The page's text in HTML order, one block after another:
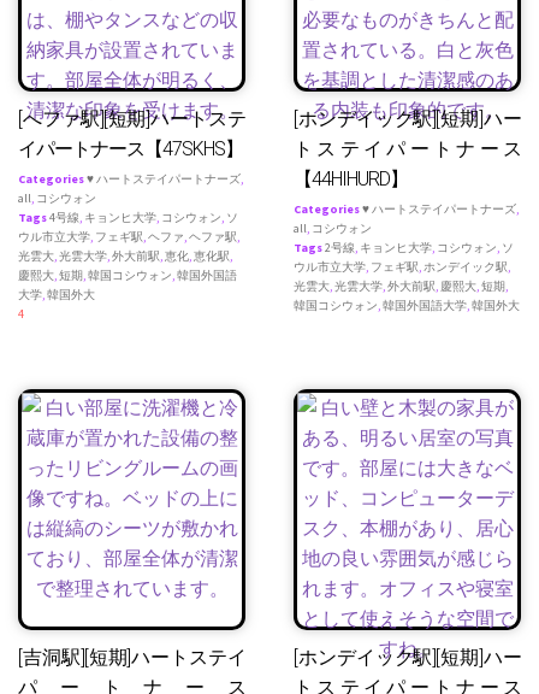
[へファ駅][短期]ハートステ
イパートナース【47SKHS】
Categories♥ ハートステイパートナーズ,
all, コシウォン
Tags4号線, キョンヒ大学, コシウォン, ソ
ウル市立大学, フェギ駅,ヘファ,ヘファ駅,
光雲大,光雲大学,外大前駅,恵化,恵化駅,
慶熙大,短期,韓国コシウォン,韓国外国語
大学,韓国外大
4
[ホンデイック駅][短期]ハー
トステイパートナース
【44HIHURD】
Categories♥ ハートステイパートナーズ,
all, コシウォン
Tags2号線, キョンヒ大学, コシウォン, ソ
ウル市立大学, フェギ駅,ホンデイック駅,
光雲大,光雲大学,外大前駅, 慶熙大,短期,
韓国コシウォン,韓国外国語大学,韓国外大
[吉洞駅][短期]ハートステイ
パートナース
[ホンデイック駅][短期]ハー
トステイパートナース